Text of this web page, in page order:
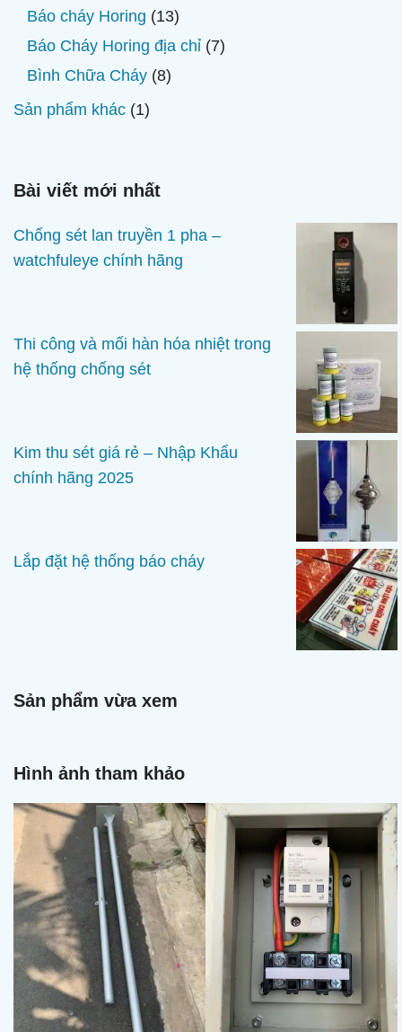
sản
phẩm
Báo cháy Horing 1313
sản
Báo Cháy Horing địa chỉ 77
Bình Chữa Cháy 88
Sản phẩm khác 11
Bài viết mới nhất
Chống sét lan truyền 1 pha –
watchfuleye chính hãng
Thi công và mối hàn hóa nhiệt trong
hệ thống chống sét
Kim thu sét giá rẻ – Nhập Khẩu
chính hãng 2025
Lắp đặt hệ thống báo cháy
Sản phẩm vừa xem
Hình ảnh tham khảo